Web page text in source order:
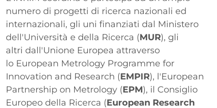
numero di progetti di ricerca nazionali ed
internazionali, gli uni finanziati dal Ministero
dell'Università e della Ricerca (MUR), gli
altri dall'Unione Europea attraverso
lo European Metrology Programme for
Innovation and Research (EMPIR), l'European
Partnership on Metrology (EPM), il Consiglio
Europeo della Ricerca (European Research